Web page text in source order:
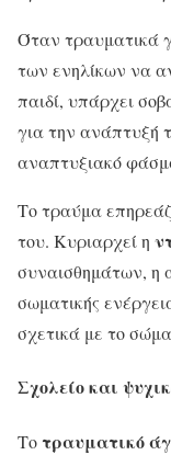
Όταν τραυματικά
των ενηλίκων να
παιδί, υπάρχει
για την ανάπτυξή
αναπτυξιακό
Το τραύμα
του. Κυριαρχεί η
συναισθημάτων, η
σωματικής
σχετικά με το
Σχολείο και
Το τραυματικό